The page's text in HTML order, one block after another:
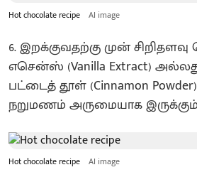
Hot chocolate recipe AI image
6. இறக்குவதற்கு முன்
எசென்ஸ் (Vanilla Extract)
பட்டைத் தூள் (Cinnamon
நறுமணம் அருமையாக
Hot chocolate recipe AI image